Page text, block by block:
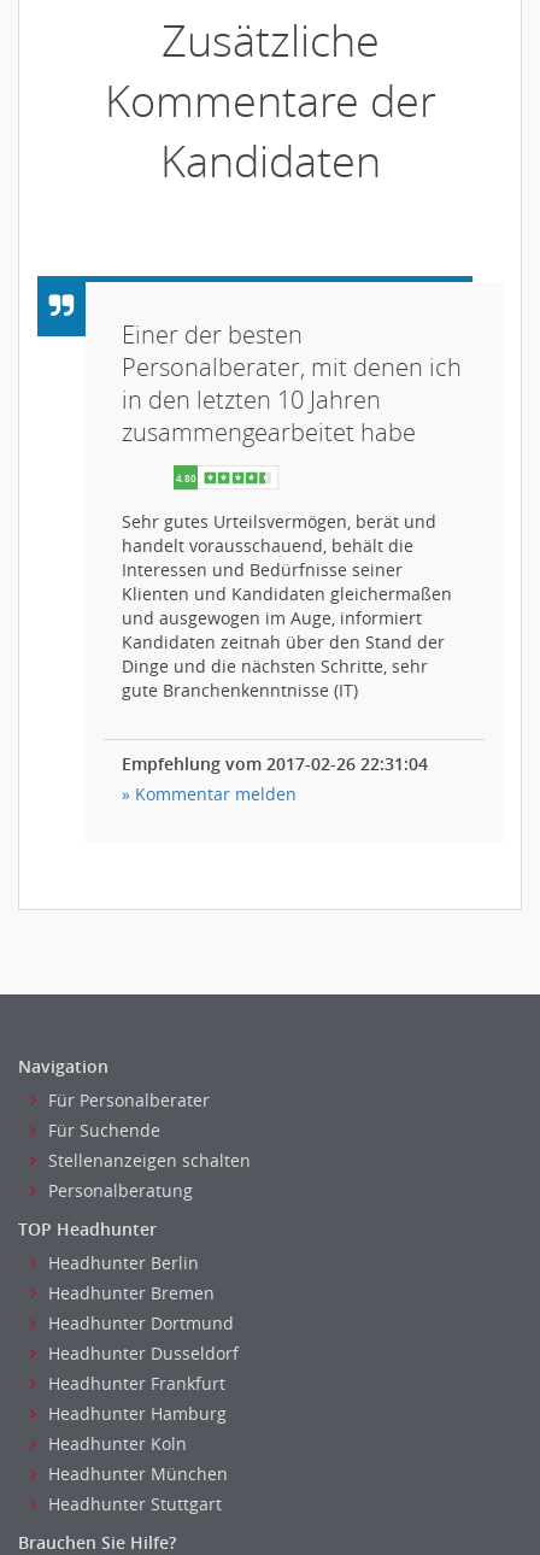
Zusätzliche
Kommentare der
Kandidaten
Einer der besten
Personalberater, mit denen ich
in den letzten 10 Jahren
zusammengearbeitet habe
Sehr gutes Urteilsvermögen, berät und
handelt vorausschauend, behält die
Interessen und Bedürfnisse seiner
Klienten und Kandidaten gleichermaßen
und ausgewogen im Auge, informiert
Kandidaten zeitnah über den Stand der
Dinge und die nächsten Schritte, sehr
gute Branchenkenntnisse (IT)
Empfehlung vom 2017-02-26 22:31:04
» Kommentar melden
Navigation
Für Personalberater
Für Suchende
Stellenanzeigen schalten
Personalberatung
TOP Headhunter
Headhunter Berlin
Headhunter Bremen
Headhunter Dortmund
Headhunter Dusseldorf
Headhunter Frankfurt
Headhunter Hamburg
Headhunter Koln
Headhunter München
Headhunter Stuttgart
Brauchen Sie Hilfe?